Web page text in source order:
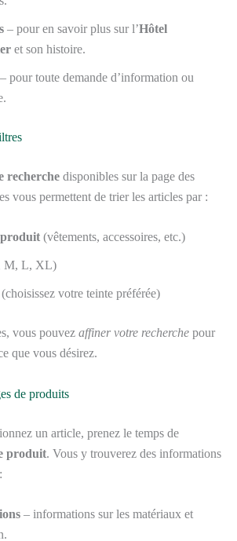
– pour en savoir plus sur l’Hôtel
et son histoire.
– pour toute demande d’information ou
recherche disponibles sur la page des
vous permettent de trier les articles par :
(vêtements, accessoires, etc.)
M, L, XL)
(choisissez votre teinte préférée)
vous pouvez affiner votre recherche pour
que vous désirez.
de produits
un article, prenez le temps de
produit. Vous y trouverez des informations
– informations sur les matériaux et